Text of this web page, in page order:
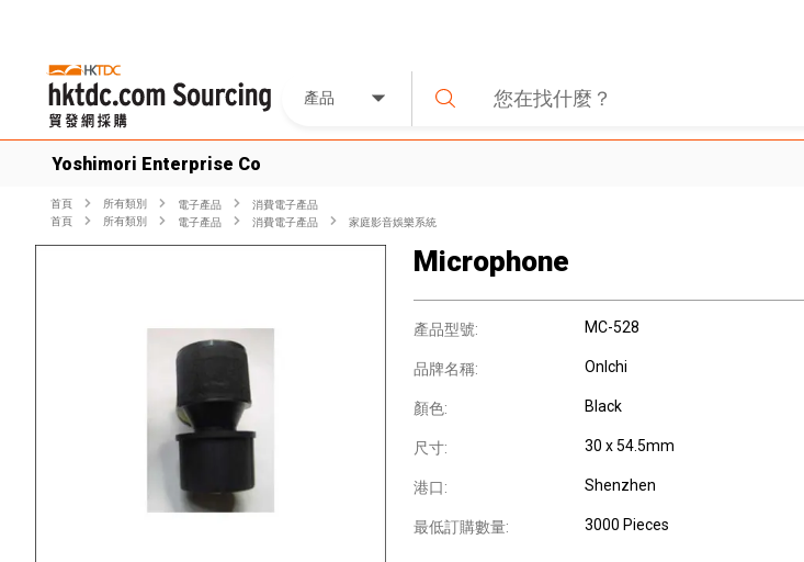
產品
Yoshimori Enterprise Co
首頁 所有類別 電子產品
消費電子產品
首頁
所有類別 電子產品 消費電子產品 家庭影音娛樂系統
Microphone
產品型號: MC-528
品牌名稱: OnIchi
顏色: Black
尺寸: 30 x 54.5mm
港口: Shenzhen
最低訂購數量: 3000 Pieces